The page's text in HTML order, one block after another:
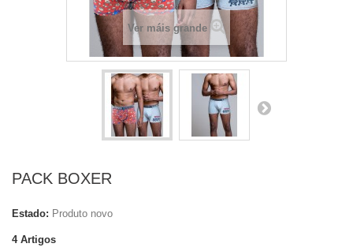
Ver máis grande
PACK BOXER
Estado: Produto novo
4 Artigos